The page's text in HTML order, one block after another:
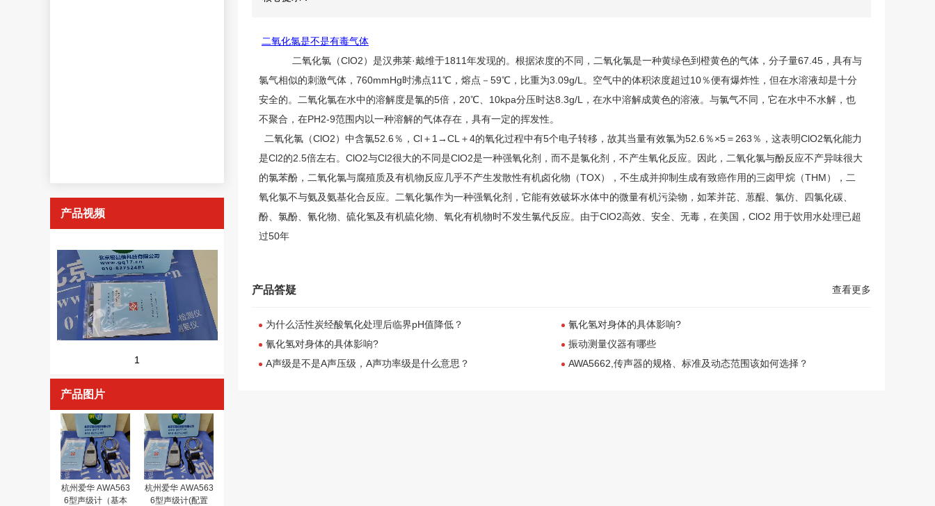
产品视频
1
产品图片
杭州爱华 AWA563
6型声级计（基本
杭州爱华 AWA563
6型声级计(配置
二氧化氯是不是有毒气体
二氧化氯 （ClO2）是汉弗莱·戴维于1811年发现的。根据浓度的不同， 二氧化氯是一种黄绿色到橙黄色的气体，分子量67.45，具有与
氯气相似的刺激气体，760mmHg时沸点11℃，熔点－59℃，比重为3.09g/L。空气中的体积浓度超过10％便有爆炸性，但在水溶液却是十分
安全的。二氧化氯在水中的溶解度是氯的5倍，20℃、10kpa分压时达8.3g/L，在水中溶解成黄色的溶液。与氯气不同，它在水中不水解，也
不聚合，在PH2-9范围内以一种溶解的气体存在，具有一定的挥发性。
二氧化氯（ClO2）中含氯52.6％，Cl＋1→CL＋4的氧化过程中有5个电子转移，故其当量有效氯为52.6％×5＝263％，这表明ClO2氧化能力
是Cl2的2.5倍左右。ClO2与Cl2很大的不同是ClO2是一种强氧化剂，而不是氯化剂，不产生氧化反应。因此，二氧化氯与酚反应不产异味很大
的氯苯酚，二氧化氯与腐殖质及有机物反应几乎不产生发散性有机卤化物（TOX），不生成并抑制生成有致癌作用的三卤甲烷（THM），二
氧化氯不与氨及氨基化合反应。二氧化氯作为一种强氧化剂，它能有效破坏水体中的微量有机污染物，如苯并芘、葸醌、氯仿 、四氯化碳
酚、氯酚、 氰化物 硫化氢及有机硫化物、氧化有机物时不发生氯代反应。由于ClO2高效、安全、无毒，在美国，ClO2 用于饮用水处理已超
过50年
产品答疑 查看更多
为什么活性炭经酸氧化处理后临界pH值降低？
氰化氢对身体的具体影响?
A声级是不是A声压级，A声功率级是什么意思？
氰化氢对身体的具体影响?
振动测量仪器有哪些
AWA5662,传声器的规格、标准及动态范围该如何选择？